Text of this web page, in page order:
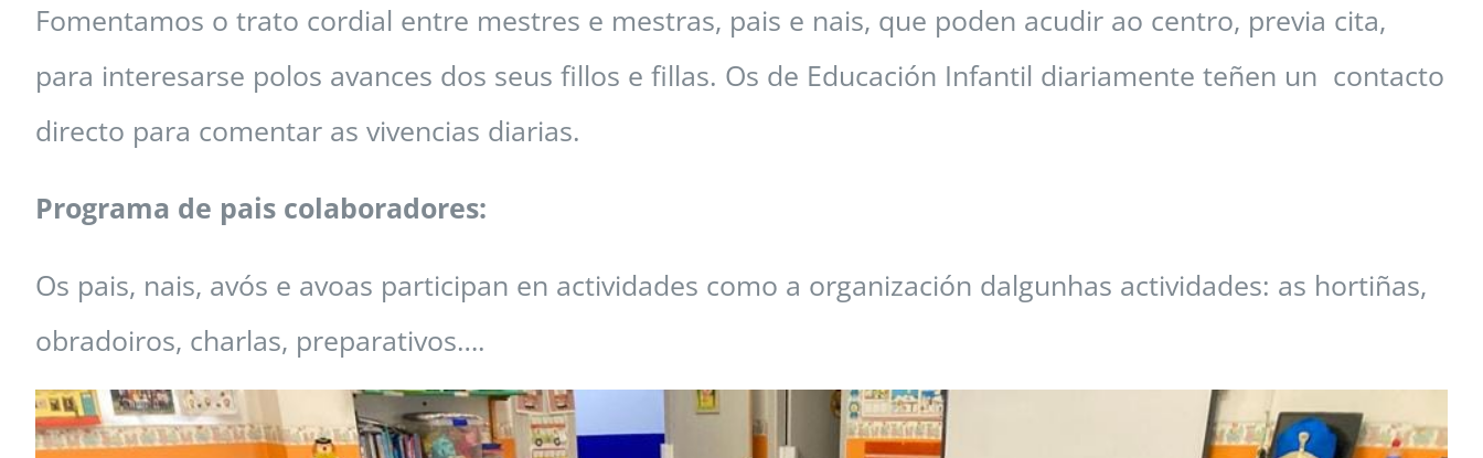
Fomentamos o trato cordial entre mestres e mestras, pais e nais, que poden acudir ao centro, previa cita,
para interesarse polos avances dos seus fillos e fillas. Os de Educación Infantil diariamente teñen un contacto
directo para comentar as vivencias diarias.
Programa de pais colaboradores:
Os pais, nais, avós e avoas participan en actividades como a organización dalgunhas actividades: as hortiñas,
obradoiros, charlas, preparativos….